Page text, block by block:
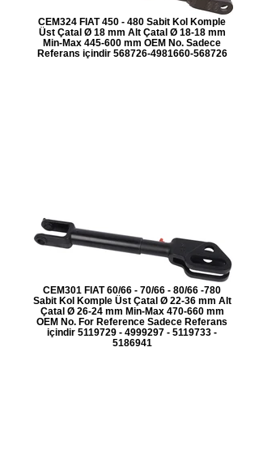
CEM324 FIAT 450 - 480 Sabit Kol Komple
Üst Çatal Ø 18 mm Alt Çatal Ø 18-18 mm
Min-Max 445-600 mm OEM No. Sadece
Referans içindir 568726-4981660-568726
CEM301 FIAT 60/66 - 70/66 - 80/66 -780
Sabit Kol Komple Üst Çatal Ø 22-36 mm Alt
Çatal Ø 26-24 mm Min-Max 470-660 mm
OEM No. For Reference Sadece Referans
içindir 5119729 - 4999297 - 5119733 -
5186941